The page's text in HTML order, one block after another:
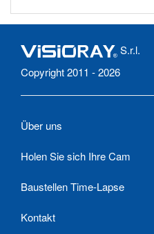
S.r.l.
Copyright 2011 - 2026
Über uns
Holen Sie sich Ihre Cam
Baustellen Time-Lapse
Kontakt